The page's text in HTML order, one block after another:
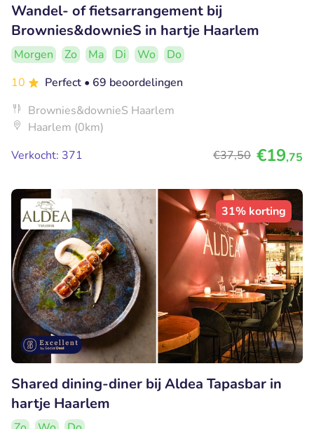
Wandel- of fietsarrangement bij
Brownies&downieS in hartje Haarlem
Morgen Zo Ma Di Wo
Do
10
Perfect • 69 beoordelingen
Brownies&downieS Haarlem
Haarlem (0km)
Verkocht: 371
€37,50 €19,75
31% korting
Shared dining-diner bij Aldea Tapasbar in
hartje Haarlem